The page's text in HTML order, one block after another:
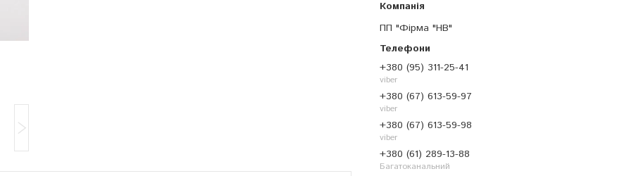
ПП "Фірма "НВ"
+380 (95) 311-25-41
viber
+380 (67) 613-59-97
viber
+380 (67) 613-59-98
viber
+380 (61) 289-13-88
Багатоканальний